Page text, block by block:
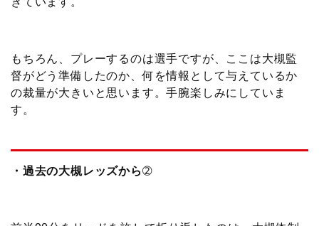
もちろん、プレーするのは選手ですが、ここは大槻監
督がどう準備したのか、何を情報として与えているか
の裁量が大きいと思います。手腕楽しみにしていま
す。
・過去の大槻レッズから➁